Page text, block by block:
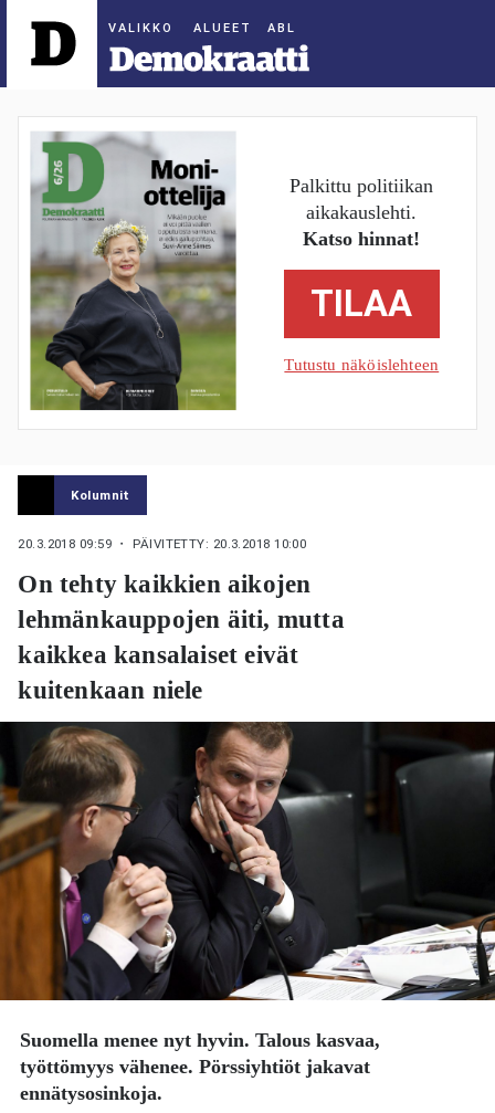
ALUEET
Palkittu politiikan
aikakauslehti.
Katso hinnat!
TILAA
Tutustu näköislehteen
Kolumnit
20.3.2018 09:59 ・ PÄIVITETTY: 20.3.2018 10:00
On tehty kaikkien aikojen
lehmänkauppojen äiti, mutta
kaikkea kansalaiset eivät
kuitenkaan niele
Suomella menee nyt hyvin. Talous kasvaa,
työttömyys vähenee. Pörssiyhtiöt jakavat
ennätysosinkoja.